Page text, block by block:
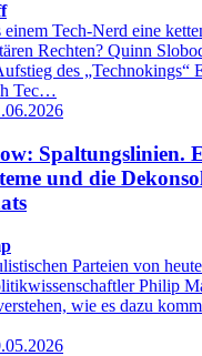
Tech-Nerd eine
Rechten? Quinn
des „Technokings“
Tec…
Spaltungslinien.
und die
Parteien von
Philip
wie es dazu